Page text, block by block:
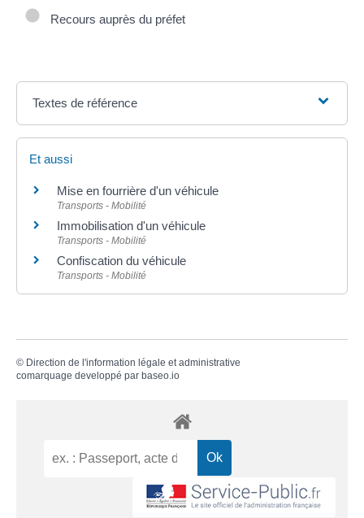
Recours auprès du préfet
Textes de référence
Et aussi
Mise en fourrière d'un véhicule
Transports - Mobilité
Immobilisation d'un véhicule
Transports - Mobilité
Confiscation du véhicule
Transports - Mobilité
© Direction de l'information légale et administrative
comarquage developpé par baseo.io